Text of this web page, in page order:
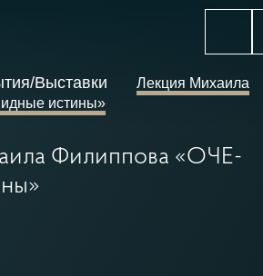
Выставки
Лекция Михаила
истины»
Филиппова «ОЧЕ-